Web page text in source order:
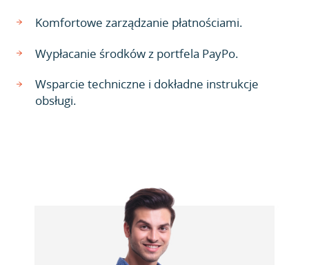
Komfortowe zarządzanie płatnościami.
Wypłacanie środków z portfela PayPo.
Wsparcie techniczne i dokładne instrukcje
obsługi.